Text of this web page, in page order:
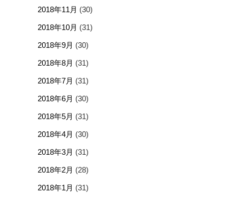
2018年11月 (30)
2018年10月 (31)
2018年9月 (30)
2018年8月 (31)
2018年7月 (31)
2018年6月 (30)
2018年5月 (31)
2018年4月 (30)
2018年3月 (31)
2018年2月 (28)
2018年1月 (31)